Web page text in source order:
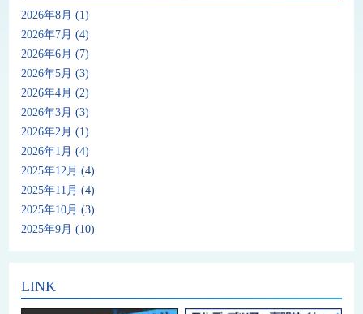
2026年8月 (1)
2026年7月 (4)
2026年6月 (7)
2026年5月 (3)
2026年4月 (2)
2026年3月 (3)
2026年2月 (1)
2026年1月 (4)
2025年12月 (4)
2025年11月 (4)
2025年10月 (3)
2025年9月 (10)
LINK